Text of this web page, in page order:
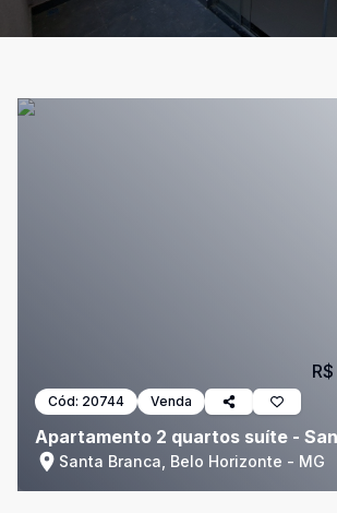
Cód: 20744 Venda
Apartamento 2 quartos suíte -
Santa Branca, Belo Horizonte - MG